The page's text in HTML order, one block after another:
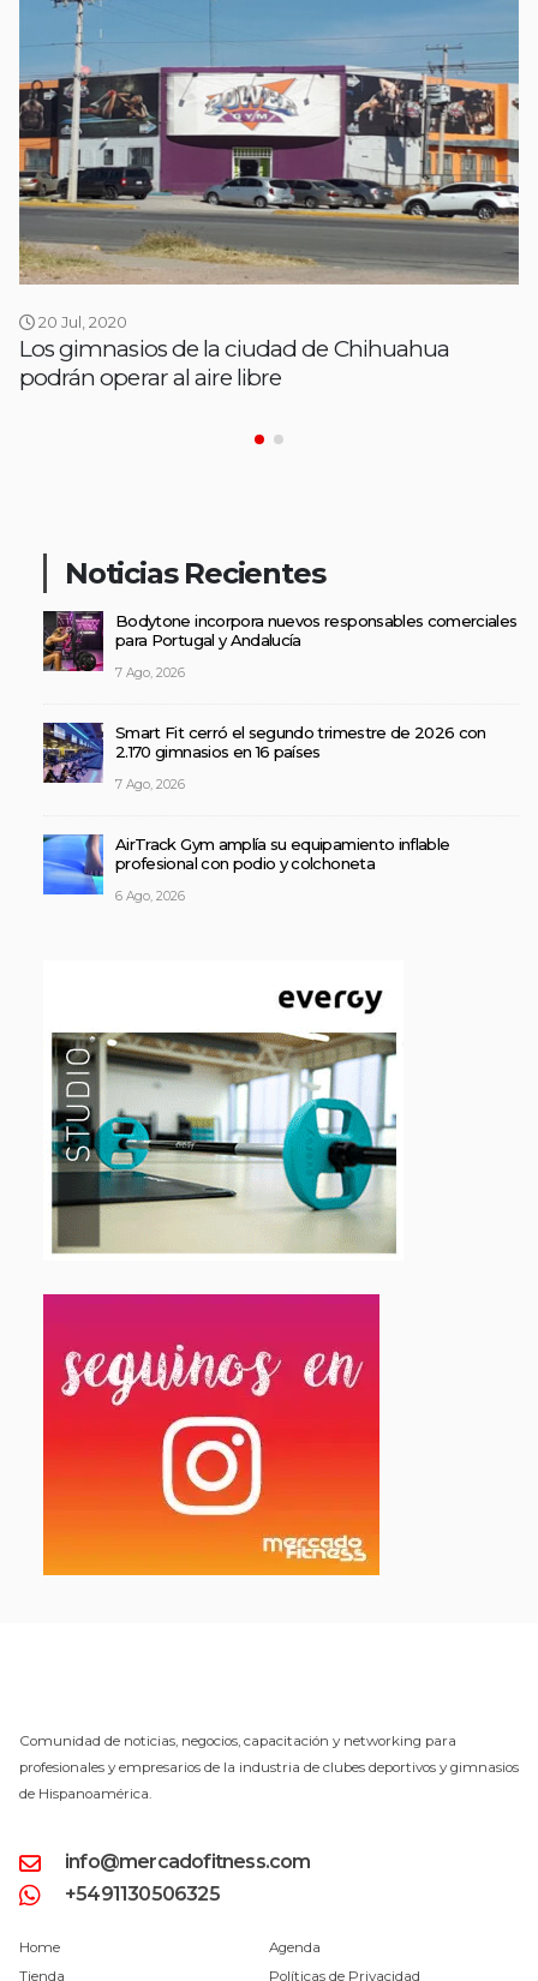
20 Jul, 2020
Los gimnasios de la ciudad de Chihuahua
podrán operar al aire libre
Noticias Recientes
Bodytone incorpora nuevos responsables comerciales
para Portugal y Andalucía
7 Ago, 2026
Smart Fit cerró el segundo trimestre de 2026 con
2.170 gimnasios en 16 países
7 Ago, 2026
AirTrack Gym amplía su equipamiento inflable
profesional con podio y colchoneta
6 Ago, 2026
Comunidad de noticias, negocios, capacitación y networking para
profesionales y empresarios de la industria de clubes deportivos y gimnasios
de Hispanoamérica.
info@mercadofitness.com
+5491130506325
Home
Tienda
Agenda
Políticas de Privacidad